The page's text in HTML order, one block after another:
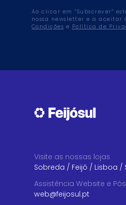
Ao clicar em “Subscrever”
nossa newsletter e a aceitar
Condições e Política de
Visite as nossas lojas
Sobreda / Feijó / Lisboa /
Assistência Website e
web@feijosul.pt